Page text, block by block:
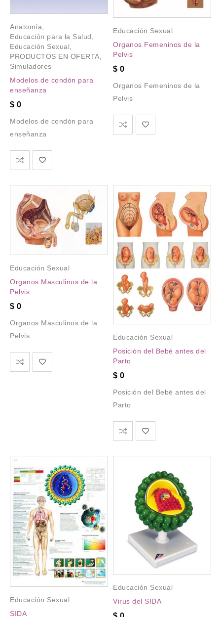
Anatomía,
Educación para la Salud,
Educación Sexual,
PRODUCTOS EN OFERTA,
Simuladores
Modelos de condón para
enseñanza
$ 0
Modelos de condón para
enseñanza
Educación Sexual
Organos Femeninos de la
Pelvis
$ 0
Organos Femeninos de la
Pelvis
Educación Sexual
Organos Masculinos de la
Pelvis
$ 0
Organos Masculinos de la
Pelvis
Educación Sexual
Posición del Bebé antes del
Parto
$ 0
Posición del Bebé antes del
Parto
Educación Sexual
SIDA
Educación Sexual
Virus del SIDA